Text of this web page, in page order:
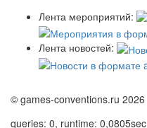
Лента мероприятий:
Лента новостей:
© games-conventions.ru 2026
queries: 0, runtime: 0,0805sec